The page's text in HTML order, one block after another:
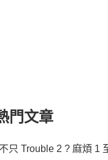
門文章
不只 Trouble 2 ? 麻煩 1